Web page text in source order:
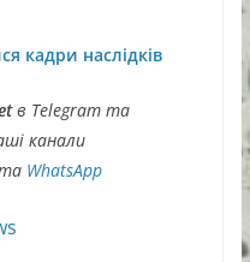
кадри наслідків
в Telegram та
канали
WhatsApp